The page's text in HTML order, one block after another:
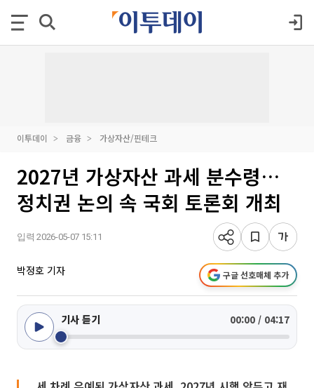
이투데이 금융 가상자산/핀테크
2027년 가상자산 과세 분수령…
정치권 논의 속 국회 토론회 개최
입력 2026-05-07 15:11
박정호 기자 구글 선호매체 추가
기사 듣기 00:00 / 04:17